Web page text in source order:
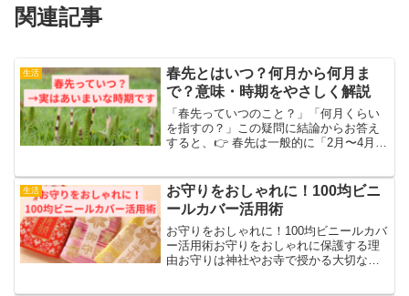
関連記事
生活
春先とはいつ？何月から何月ま
で？意味・時期をやさしく解説
「春先っていつのこと？」「何月くらい
を指すの？」この疑問に結論からお答え
すると、👉 春先は一般的に「2月〜4月
か・言い換え表現などを分かりやすく解
説します。春先は何月？わ...
生活
お守りをおしゃれに！100均ビニ
ールカバー活用術
お守りをおしゃれに！100均ビニールカバ
ー活用術お守りをおしゃれに保護する理
由お守りは神社やお寺で授かる大切なア